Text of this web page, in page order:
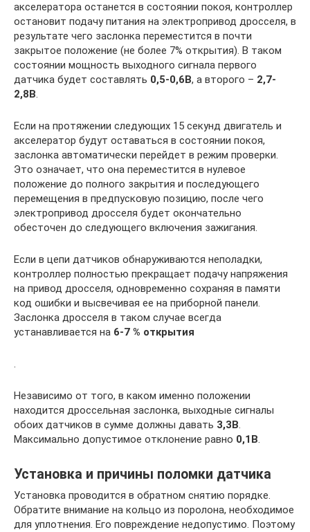
акселератора останется в состоянии покоя, контроллер
остановит подачу питания на электропривод дросселя, в
результате чего заслонка переместится в почти
закрытое положение (не более 7% открытия). В таком
состоянии мощность выходного сигнала первого
датчика будет составлять 0,5-0,6В, а второго – 2,7-
2,8В.
Если на протяжении следующих 15 секунд двигатель и
акселератор будут оставаться в состоянии покоя,
заслонка автоматически перейдет в режим проверки.
Это означает, что она переместится в нулевое
положение до полного закрытия и последующего
перемещения в предпусковую позицию, после чего
электропривод дросселя будет окончательно
обесточен до следующего включения зажигания.
Если в цепи датчиков обнаруживаются неполадки,
контроллер полностью прекращает подачу напряжения
на привод дросселя, одновременно сохраняя в памяти
код ошибки и высвечивая ее на приборной панели.
Заслонка дросселя в таком случае всегда
устанавливается на 6-7 % открытия
.
Независимо от того, в каком именно положении
находится дроссельная заслонка, выходные сигналы
обоих датчиков в сумме должны давать 3,3В.
Максимально допустимое отклонение равно 0,1В.
Установка и причины поломки датчика
Установка проводится в обратном снятию порядке.
Обратите внимание на кольцо из поролона, необходимое
для уплотнения. Его повреждение недопустимо. Поэтому